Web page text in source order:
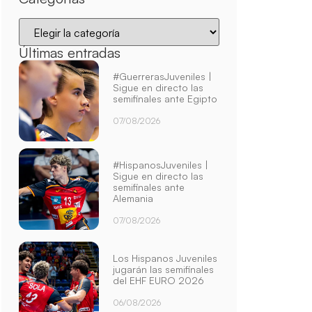
Últimas entradas
#GuerrerasJuveniles |
Sigue en directo las
semifinales ante Egipto
07/08/2026
#HispanosJuveniles |
Sigue en directo las
semifinales ante
Alemania
07/08/2026
Los Hispanos Juveniles
jugarán las semifinales
del EHF EURO 2026
06/08/2026